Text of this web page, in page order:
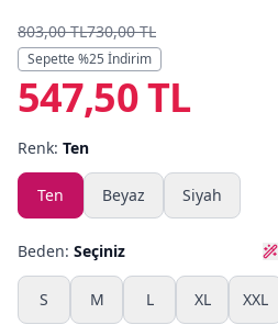
Büyük
Beden
Markalar
Plaj & Mayo
Yazlık Pijama
Kampanyalar
Yeni Gelenler
803,00 TL730,00 TL
Sepette %25 İndirim
547,50 TL
Renk: Ten
Ten Beyaz Siyah
Beden: Seçiniz
S M L XL XXL